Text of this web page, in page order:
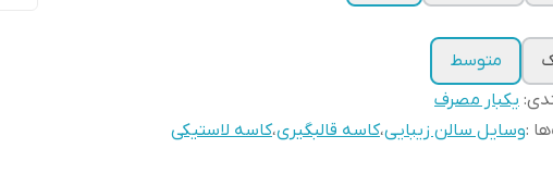
متوسط
: یکبار مصرف
:وسایل سالن زیبایی،کاسه قالبگیری،کاسه لاستیکی